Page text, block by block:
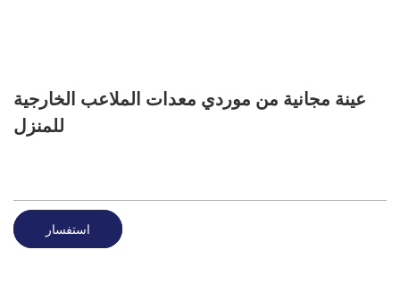
عينة مجانية من موردي معدات الملاعب الخارجية
للمنزل
استفسار